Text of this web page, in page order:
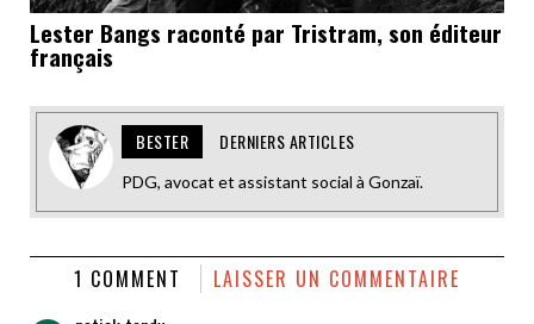
Lester Bangs raconté par Tristram, son éditeur
français
BESTER DERNIERS ARTICLES
PDG, avocat et assistant social à Gonzaï.
1 COMMENT LAISSER UN COMMENTAIRE